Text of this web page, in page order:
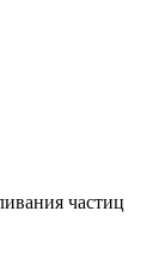
частиц